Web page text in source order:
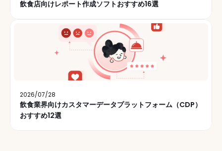
飲食店向けレポート作成ソフトおすすめ16選
2026/07/28
飲食業界向けカスタマーデータプラットフォーム（CDP）
おすすめ12選